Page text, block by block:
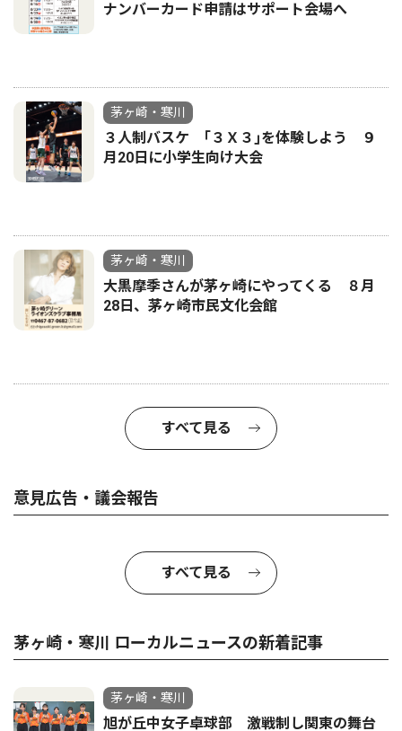
ナンバーカード申請はサポート会場へ
茅ヶ崎・寒川
３人制バスケ ｢３Ｘ３｣を体験しよう ９
月20日に小学生向け大会
茅ヶ崎・寒川
大黒摩季さんが茅ヶ崎にやってくる ８月
28日、茅ヶ崎市民文化会館
すべて見る
意見広告・議会報告
すべて見る
茅ヶ崎・寒川 ローカルニュースの新着記事
茅ヶ崎・寒川
旭が丘中女子卓球部 激戦制し関東の舞台